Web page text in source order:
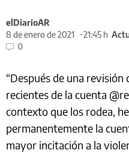
elDiarioAR
8 de enero de 2021
21:45 h
0
“Después de una
recientes de la cuenta
contexto que los rodea,
permanentemente la
mayor incitación a la